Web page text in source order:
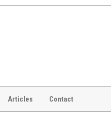
Articles Contact